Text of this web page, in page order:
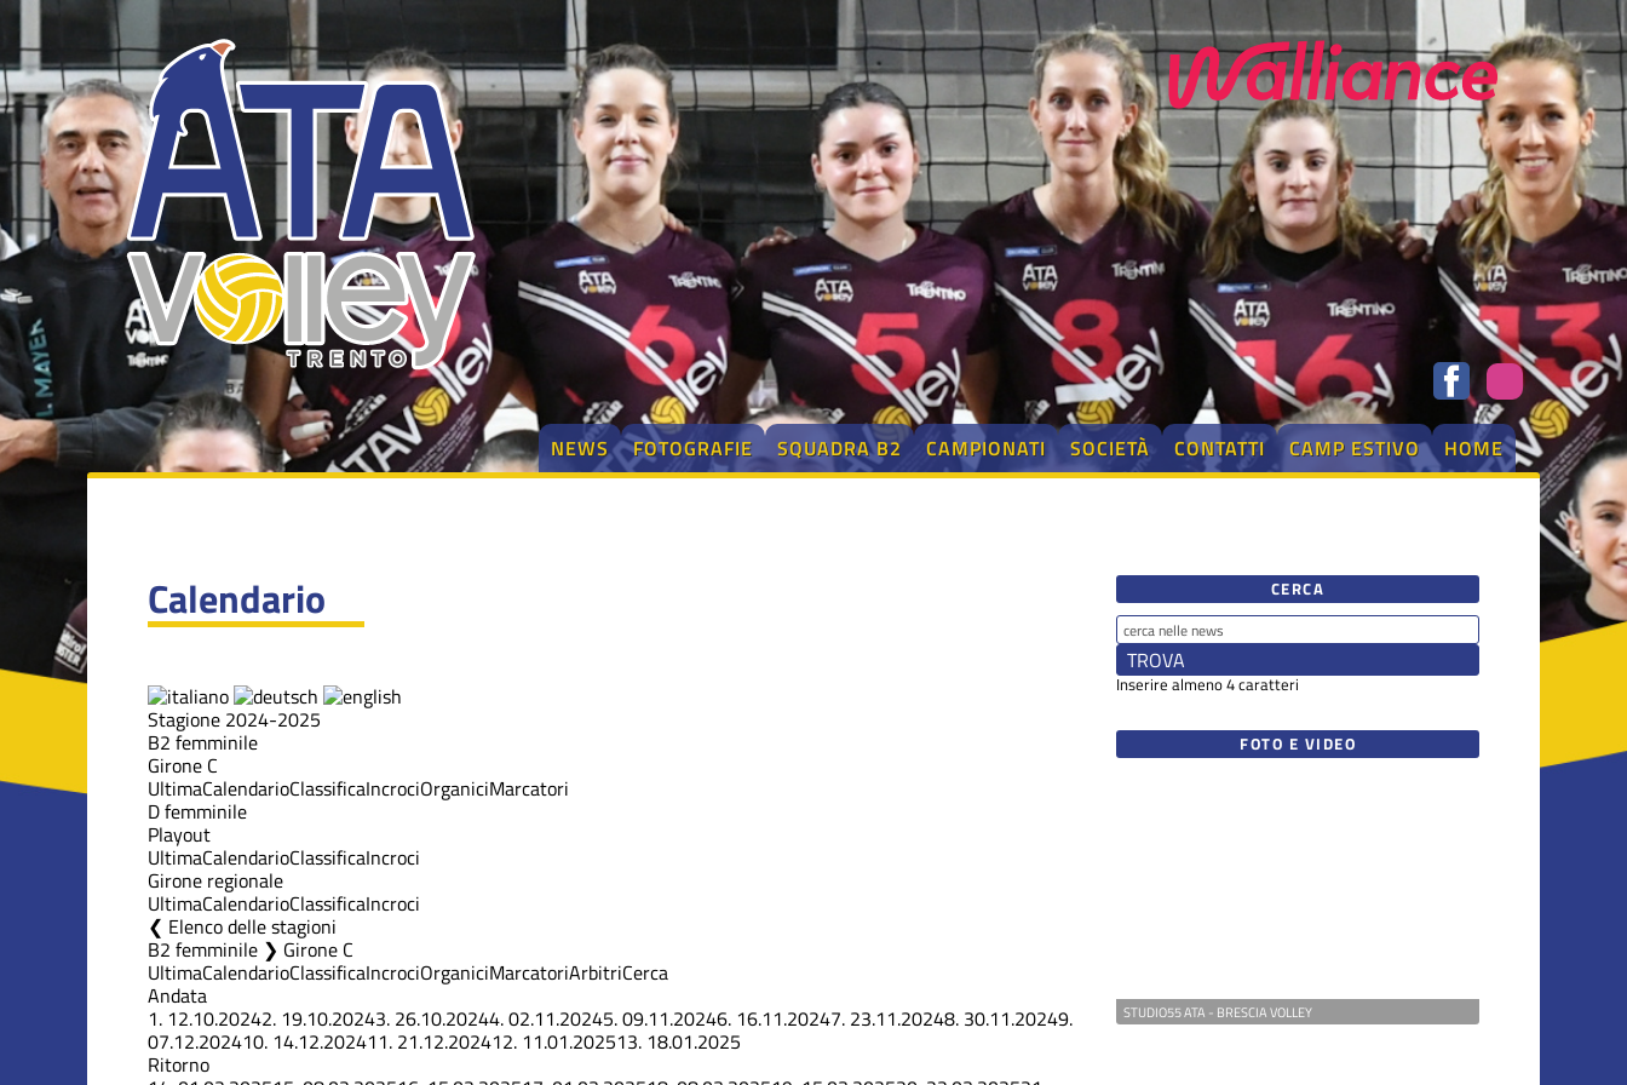
NEWS FOTOGRAFIE SQUADRA B2 CAMPIONATI SOCIETÀ CONTATTI CAMP ESTIVO HOME
Calendario
Stagione 2024-2025
B2 femminile
Girone C
UltimaCalendarioClassificaIncrociOrganiciMarcatori
D femminile
Playout
UltimaCalendarioClassificaIncroci
Girone regionale
UltimaCalendarioClassificaIncroci
Elenco delle stagioni
B2 femminile ❯ Girone C
UltimaCalendarioClassificaIncrociOrganiciMarcatoriArbitriCerca
Andata
1. 12.10.20242. 19.10.20243. 26.10.20244.02.11.20245.09.11.20246. 16.11.20247. 23.11.20248. 30.11.20249.
07.12.202410. 14.12.202411. 21.12.202412. 11.01.202513. 18.01.2025
Ritorno
CERCA
Inserire almeno 4 caratteri
FOTO E VIDEO
STUDIO55 ATA - BRESCIA VOLLEY